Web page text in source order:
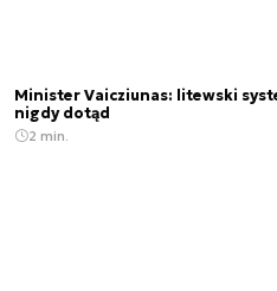
Minister Vaicziunas: litewski
nigdy dotąd
2 min.